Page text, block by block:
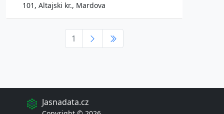
101, Altajski kr., Mardova
1
Jasnadata.cz